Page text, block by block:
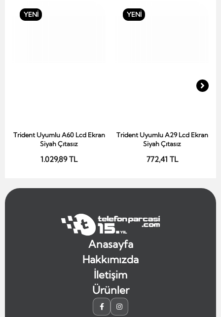
YENİ
Sepete Ekle
Trident Uyumlu A60 Lcd Ekran
Siyah Çıtasız
1.029,89 TL
YENİ
Sepete Ekle
Trident Uyumlu A29 Lcd Ekran
Siyah Çıtasız
772,41 TL
Anasayfa
Hakkımızda
İletişim
Ürünler